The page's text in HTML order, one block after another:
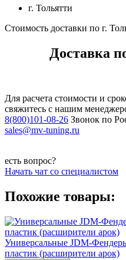
г. Тольятти
Стоимость доставки по г.
Доставка
Для расчета стоимости и
свяжитесь с нашим
8(800)101-08-26 Звонок по
sales@mv-tuning.ru
есть вопрос?
Начать чат со специалистом
Похожие товары:
Универсальные JDM-
пластик (расширители арок)